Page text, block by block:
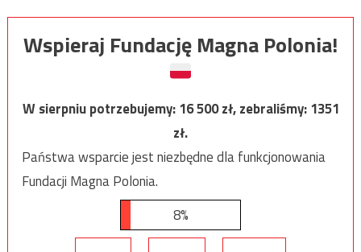
Wspieraj Fundację Magna Polonia!
W sierpniu potrzebujemy:16 500zł, zebraliśmy:1351
zł.
Państwa wsparcie jest niezbędne dla funkcjonowania
Fundacji Magna Polonia.
8%